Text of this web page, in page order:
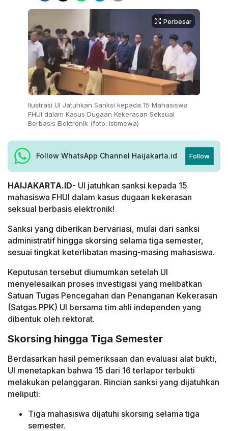
Perbesar
Ilustrasi UI Jatuhkan Sanksi kepada 15 Mahasiswa
FHUI dalam Kasus Dugaan Kekerasan Seksual
Berbasis Elektronik (foto: Istimewa)
Follow WhatsApp Channel Haijakarta.id Follow
HAIJAKARTA.ID- UI jatuhkan sanksi kepada 15
mahasiswa FHUI dalam kasus dugaan kekerasan
seksual berbasis elektronik!
Sanksi yang diberikan bervariasi, mulai dari sanksi
administratif hingga skorsing selama tiga semester,
sesuai tingkat keterlibatan masing-masing mahasiswa.
Keputusan tersebut diumumkan setelah UI
menyelesaikan proses investigasi yang melibatkan
Satuan Tugas Pencegahan dan Penanganan Kekerasan
(Satgas PPK) UI bersama tim ahli independen yang
dibentuk oleh rektorat.
Skorsing hingga Tiga Semester
Berdasarkan hasil pemeriksaan dan evaluasi alat bukti,
UI menetapkan bahwa 15 dari 16 terlapor terbukti
melakukan pelanggaran. Rincian sanksi yang dijatuhkan
meliputi:
Tiga mahasiswa dijatuhi skorsing selama tiga
semester.